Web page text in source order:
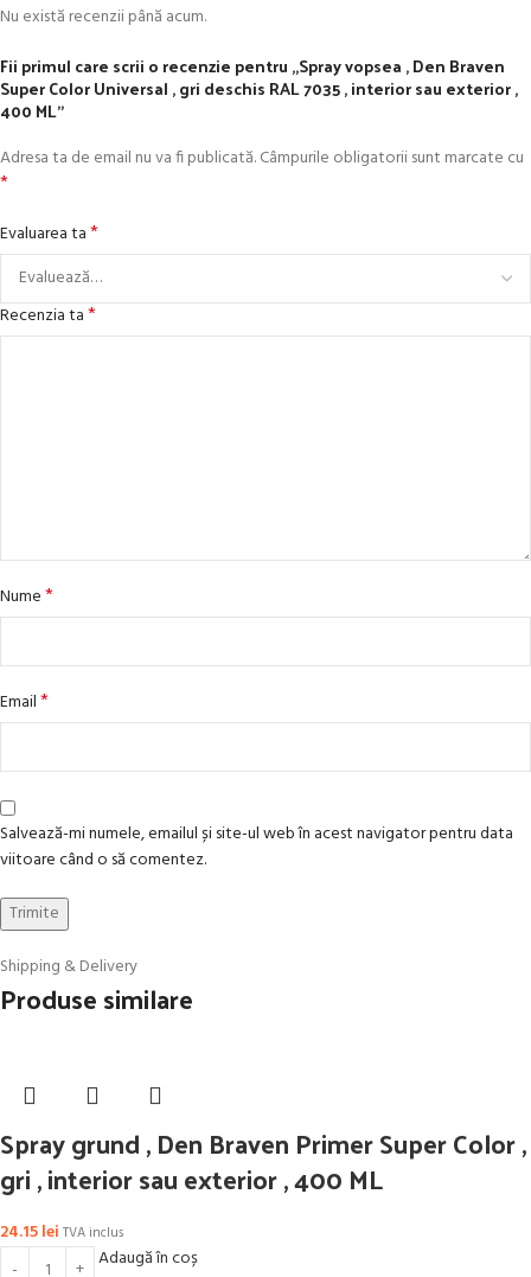
Nu există recenzii până acum.
Fii primul care scrii o recenzie pentru „Spray vopsea , Den Braven
Super Color Universal , gri deschis RAL 7035 , interior sau exterior ,
400 ML”
Adresa ta de email nu va fi publicată.Câmpurile obligatorii sunt marcate cu
*
Evaluarea ta*
Recenzia ta*
Nume*
Email*
Salvează-mi numele, emailul și site-ul web în acest navigator pentru data
viitoare când o să comentez.
Shipping & Delivery
Produse similare
Spray grund , Den Braven Primer Super Color ,
gri , interior sau exterior , 400 ML
24.15lei TVA inclus
Adaugă în coș